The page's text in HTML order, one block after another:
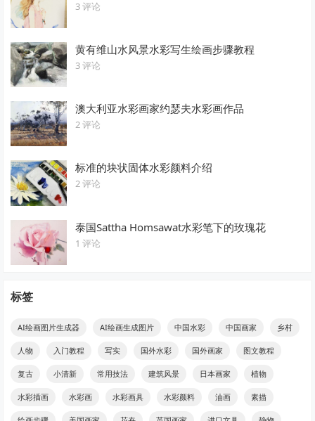
3 评论
黄有维山水风景水彩写生绘画步骤教程
3 评论
澳大利亚水彩画家约瑟夫水彩画作品
2 评论
标准的块状固体水彩颜料介绍
2 评论
泰国Sattha Homsawat水彩笔下的玫瑰花
1 评论
标签
AI绘画图片生成器 AI绘画生成图片 中国水彩 中国画家 乡村
人物 入门教程 写实 国外水彩 国外画家 图文教程
复古 小清新 常用技法 建筑风景 日本画家 植物
水彩插画 水彩画 水彩画具 水彩颜料 油画 素描